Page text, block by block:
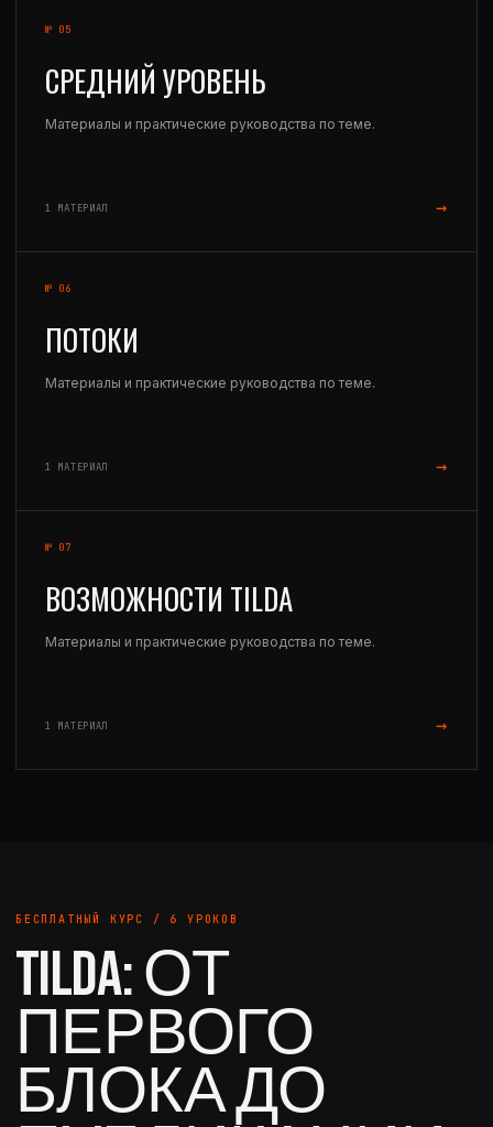
№ 05
СРЕДНИЙ УРОВЕНЬ
Материалы и практические руководства по теме.
1 МАТЕРИАЛ →
№ 06
ПОТОКИ
Материалы и практические руководства по теме.
1 МАТЕРИАЛ →
№ 07
ВОЗМОЖНОСТИ TILDA
Материалы и практические руководства по теме.
1 МАТЕРИАЛ →
БЕСПЛАТНЫЙ КУРС / 6 УРОКОВ
TILDA: ОТ
ПЕРВОГО
БЛОКА ДО